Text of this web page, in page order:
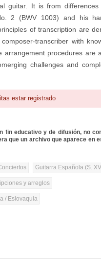
guitar. It is from differences
2 (BWV 1003) and his
of transcription are
transcriber with
arrangement procedures are
challenges and
estar registrado
fin educativo y de difusión, no
que un archivo que aparece en
Guitarra Española (S.
y arreglos
/ Eslovaquia